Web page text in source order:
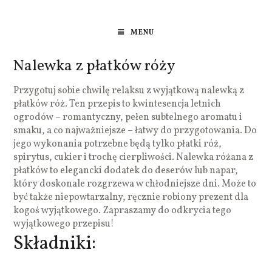
MENU
Nalewka z płatków róży
Przygotuj sobie chwilę relaksu z wyjątkową nalewką z
płatków róż. Ten przepis to kwintesencja letnich
ogrodów – romantyczny, pełen subtelnego aromatu i
smaku, a co najważniejsze – łatwy do przygotowania. Do
jego wykonania potrzebne będą tylko płatki róż,
spirytus, cukier i trochę cierpliwości. Nalewka różana z
płatków to elegancki dodatek do deserów lub napar,
który doskonale rozgrzewa w chłodniejsze dni. Może to
być także niepowtarzalny, ręcznie robiony prezent dla
kogoś wyjątkowego. Zapraszamy do odkrycia tego
wyjątkowego przepisu!
Składniki: